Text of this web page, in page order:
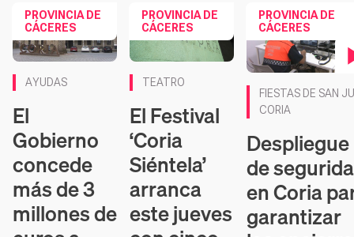
PROVINCIA DE
CÁCERES
AYUDAS
El
Gobierno
concede
más de 3
millones de
PROVINCIA DE
CÁCERES
TEATRO
El Festival
‘Coria
Siéntela’
arranca
este jueves
PROVINCIA DE
CÁCERES
FIESTAS DE SAN
CORIA
Despliegue
de
en Coria
garantizar